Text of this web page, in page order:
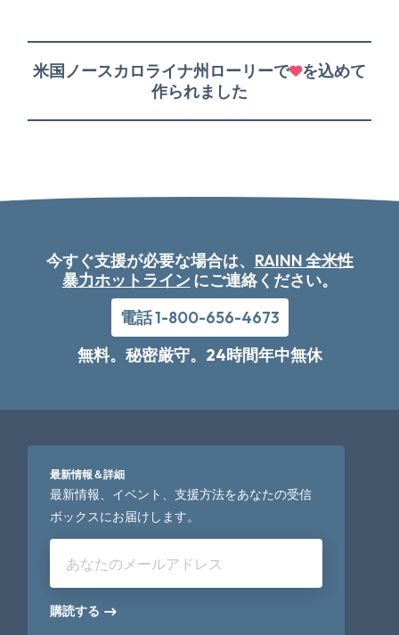
米国ノースカロライナ州ローリーで
を込めて
作られました
今すぐ支援が必要な場合は、 RAINN 全米性
暴力ホットライン にご連絡ください。
電話 1-800-656-4673
無料。秘密厳守。24時間年中無休
最新情報＆詳細
最新情報、イベント、支援方法をあなたの受信
ボックスにお届けします。
あなたのメールアドレス
購読する